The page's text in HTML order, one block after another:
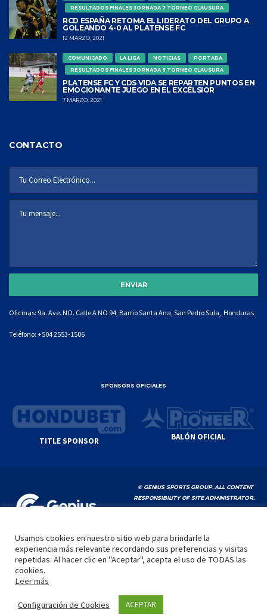
RESULTADOS FINALES JORNADA 7 TORNEO CLAUSURA
RCD ESPAÑA RETOMA EL LIDERATO DEL GRUPO A
GOLEANDO 4-0 AL PLATENSE FC
12 MARZO, 2021
COMUNICADO LA LIGA NOTICIAS
PORTADA
RESULTADOS FINALES JORNADA 6 TORNEO CLAUSURA
PLATENSE FC Y CDS VIDA SE REPARTEN PUNTOS EN
EMOCIONANTE JUEGO EN EL EXCÉLSIOR
7 MARZO, 2021
CONTACTO
Oficinas: 9a. Ave. NO. Calle A NO 94, Barrio Santa Ana, San Pedro Sula, Honduras
Teléfono: +504 2553-1506
SPONSORS OFICIALES
TITLE SPONSOR BALÓN OFICIAL
© GENIUS SPORTS GROUP. ALL CONTENT
RESPONSIBILITY OF SITE ADMINISTRATOR.
YOUTUBE TERMS OF SERVICE|GOOGLE
INICIO LA LIGA VIDEOS MEDIA CONTACTO
Usamos cookies en nuestro sitio web para brindarle la
experiencia más relevante recordando sus preferencias y visitas
repetidas. Al hacer clic en "Aceptar", acepta el uso de TODAS las
cookies.
Leer más
Configuración de Cookies ACEPTAR